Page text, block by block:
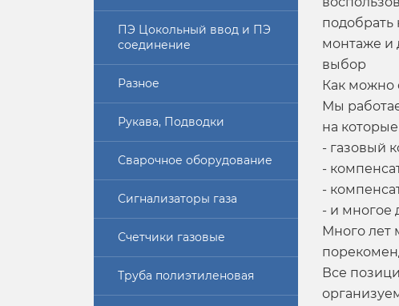
монтаже и
выбор
Как можно
Мы
на
- газовый
-
-
- и многое
Много лет
Все
ПЭ Цокольный ввод и ПЭ
соединение
Разное
Рукава, Подводки
Сварочное оборудование
Сигнализаторы газа
Счетчики газовые
Труба полиэтиленовая